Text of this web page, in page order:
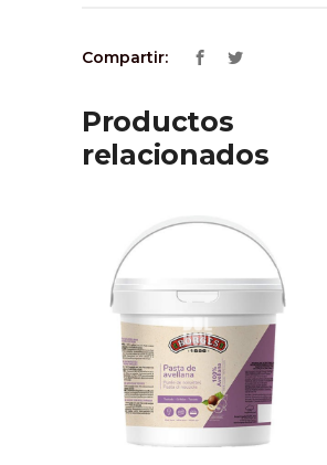
Compartir:
Productos
relacionados